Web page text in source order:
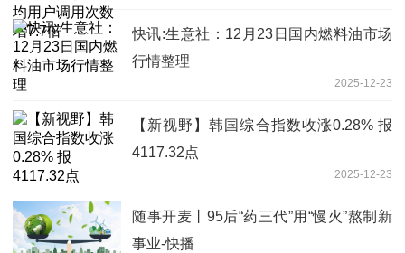
快讯:生意社：12月23日国内燃料油市场
行情整理
2025-12-23
【新视野】韩国综合指数收涨0.28% 报
4117.32点
2025-12-23
随事开麦丨95后“药三代”用“慢火”熬制新
事业-快播